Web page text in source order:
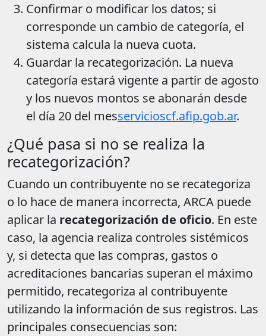
Confirmar o modificar los datos; si
corresponde un cambio de categoría, el
sistema calcula la nueva cuota.
Guardar la recategorización. La nueva
categoría estará vigente a partir de agosto
y los nuevos montos se abonarán desde
el día 20 del messervicioscf.afip.gob.ar.
¿Qué pasa si no se realiza la
recategorización?
Cuando un contribuyente no se recategoriza
o lo hace de manera incorrecta, ARCA puede
aplicar la recategorización de oficio. En este
caso, la agencia realiza controles sistémicos
y, si detecta que las compras, gastos o
acreditaciones bancarias superan el máximo
permitido, recategoriza al contribuyente
utilizando la información de sus registros. Las
principales consecuencias son: